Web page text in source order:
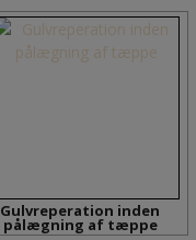
Gulvreperation inden
pålægning af tæppe